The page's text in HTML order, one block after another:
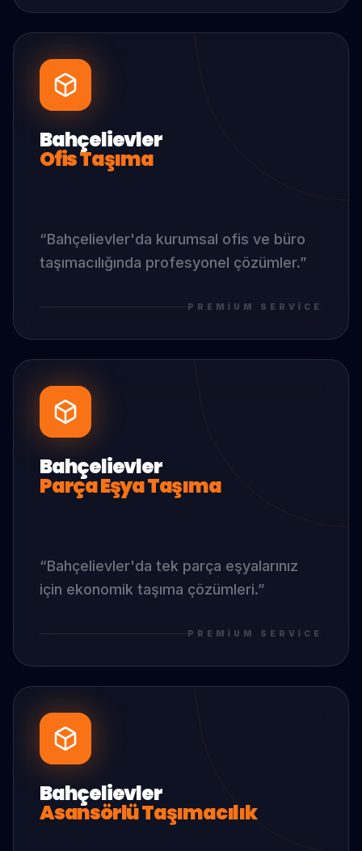
Bahçelievler
Ofis Taşıma
“Bahçelievler'da kurumsal ofis ve büro
taşımacılığında profesyonel çözümler.”
PREMIUM SERVICE
Bahçelievler
Parça Eşya Taşıma
“Bahçelievler'da tek parça eşyalarınız
için ekonomik taşıma çözümleri.”
PREMIUM SERVICE
Bahçelievler
Asansörlü Taşımacılık